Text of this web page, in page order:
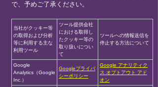
で、予めご了承ください。
当社がクッキー等
の取得および分析
等に利用する主な
利用ツール
ツール提供会社
における取得し
たクッキー等の
取り扱いについ
て
ツールへの情報送信を
停止する方法について
Google
Analytics（Google
Inc.）
Googleプライバ
シーポリシー
Google アナリティク
ス オプトアウト アド
オン